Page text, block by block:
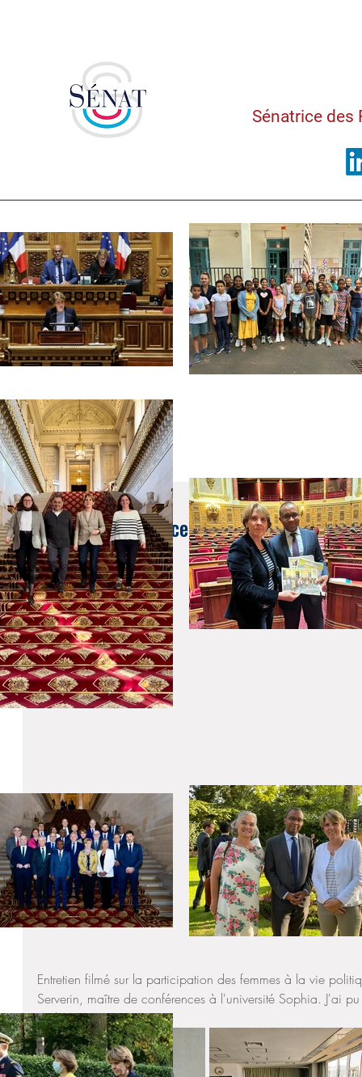
Sénatrice des
Retour sur le déplacement au #Japon 🇯🇵
2/2)
25 avr. 2023
Entretien filmé sur la participation des femmes à la vie
Serverin, maître de conférences à l'université Sophia. J'ai
parlementaire.